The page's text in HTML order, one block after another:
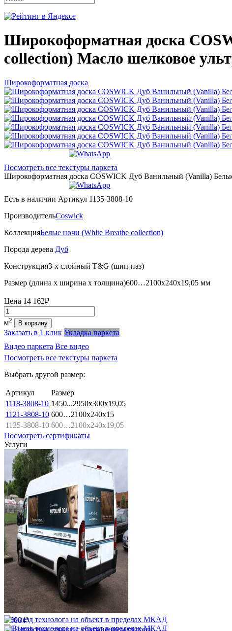
Широкоформатная доска
collection) Масло шелковое
Широкоформатная доска
Посмотреть все текстуры паркета
Широкоформатная доска COSWICK Дуб Ванильный (Vanilla)
Есть в наличии Артикул 1135-3808-10
ПроизводительCoswick
КоллекцияБелые ночи (White Breathe collection)
Порода дерева Дуб
Конструкция3-х слойный T&G (шип-паз)
Размер (длина х ширина х толщина)600…2100х240х19,05 мм
Цена 14 162₽
Количество
м2 В корзину
Заказать в 1 клик Укладка паркета
Видео паркета Все видео
Посмотреть все текстуры паркета
Выбрать другой размер:
Артикул
Размер
1118-3808-10 1450...2950x300x19,05
1121-3808-10 600…2100x240x15
1135-3808-10 600…2100x240x19,05
Посмотреть сертификаты
Услуги
Выезд технолога на объект в
пределах МКАД
3 500 ₽